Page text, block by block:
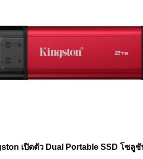
เปิดตัว Dual Portable SSD โซ